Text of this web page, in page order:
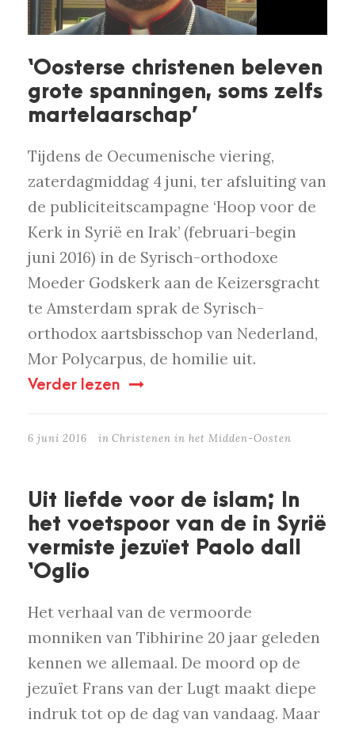
‘Oosterse christenen beleven
grote spanningen, soms zelfs
martelaarschap’
Tijdens de Oecumenische viering,
zaterdagmiddag 4 juni, ter afsluiting van
de publiciteitscampagne ‘Hoop voor de
Kerk in Syrië en Irak’ (februari-begin
juni 2016) in de Syrisch-orthodoxe
Moeder Godskerk aan de Keizersgracht
te Amsterdam sprak de Syrisch-
orthodox aartsbisschop van Nederland,
Mor Polycarpus, de homilie uit.
Verder lezen
6 juni 2016 in Christenen in het Midden-Oosten
Uit liefde voor de islam; In
het voetspoor van de in Syrië
vermiste jezuïet Paolo dall
‘Oglio
Het verhaal van de vermoorde
monniken van Tibhirine 20 jaar geleden
kennen we allemaal. De moord op de
jezuïet Frans van der Lugt maakt diepe
indruk tot op de dag van vandaag. Maar